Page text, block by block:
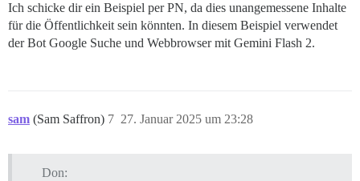
Ich schicke dir ein Beispiel per PN, da dies unangemessene Inhalte
für die Öffentlichkeit sein könnten. In diesem Beispiel verwendet
der Bot Google Suche und Webbrowser mit Gemini Flash 2.
sam (Sam Saffron) 27. Januar 2025 um 23:28
7
Don: